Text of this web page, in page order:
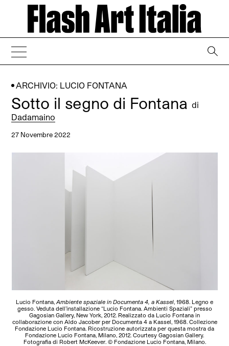
ARCHIVIO: LUCIO FONTANA
Sotto il segno di Fontanadi
Dadamaino
27 Novembre 2022
Lucio Fontana, Ambiente spaziale in Documenta 4, a Kassel, 1968. Legno e
gesso. Veduta dell’installazione “Lucio Fontana. Ambienti Spaziali” presso
Gagosian Gallery, New York, 2012. Realizzato da Lucio Fontana in
collaborazione con Aldo Jacober per Documenta 4 a Kassel, 1968. Collezione
Fondazione Lucio Fontana. Ricostruzione autorizzata per questa mostra da
Fondazione Lucio Fontana, Milano, 2012. Courtesy Gagosian Gallery.
Fotografia di Robert McKeever. © Fondazione Lucio Fontana, Milano.